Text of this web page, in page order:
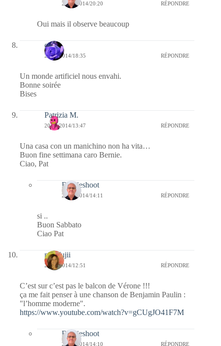
20/12/2014/20:20 RÉPONDRE
Oui mais il observe beaucoup
covix
20/12/2014/18:35 RÉPONDRE
Un monde artificiel nous envahi.
Bonne soirée
Bises
Patrizia M.
20/12/2014/13:47 RÉPONDRE
Una casa con un manichino non ha vita…
Buon fine settimana caro Bernie.
Ciao, Pat
Bernieshoot
20/12/2014/14:11 RÉPONDRE
si ..
Buon Sabbato
Ciao Pat
missfujii
20/12/2014/12:51 RÉPONDRE
C’est sur c’est pas le balcon de Vérone !!!
ça me fait penser à une chanson de Benjamin Paulin :
"l’homme moderne".
https://www.youtube.com/watch?v=gCUgJO41F7M
Bernieshoot
20/12/2014/14:10 RÉPONDRE